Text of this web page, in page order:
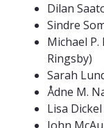
Dilan
Sindre
Michael
Ringsby)
Sarah
Ådne M.
Lisa